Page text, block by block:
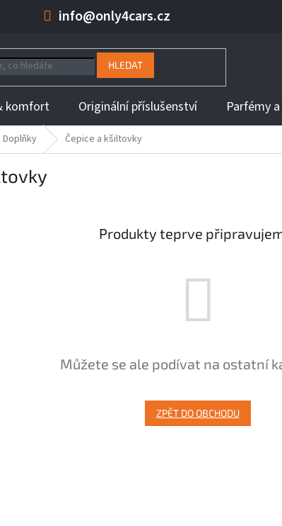
info@only4cars.cz
ODSTOUPENÍ OD KUPNÍ SMLOUVY INFORMACE K DOBĚ DODÁNÍ
HLEDAT
komfort Originální příslušenství Parfémy a
Doplňky Čepice a kšiltovky
Produkty teprve
Můžete se ale podívat na ostatní
ZPĚT DO OBCHODU